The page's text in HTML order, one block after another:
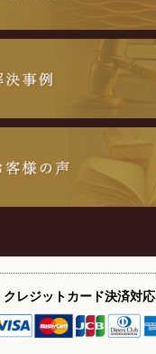
クレジットカード決済対応